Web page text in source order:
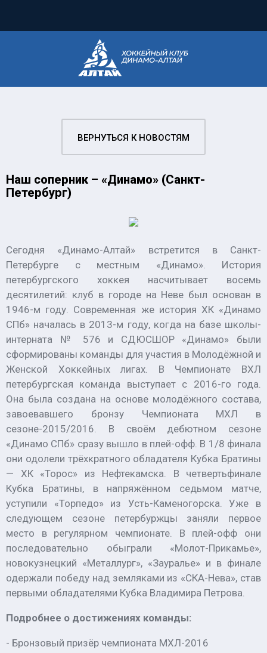
ВЕРНУТЬСЯ К НОВОСТЯМ
Наш соперник – «Динамо» (Санкт-
Петербург)
Сегодня «Динамо-Алтай» встретится в Санкт-
Петербурге с местным «Динамо». История
петербургского хоккея насчитывает восемь
десятилетий: клуб в городе на Неве был основан в
1946-м году. Современная же история ХК «Динамо
СПб» началась в 2013-м году, когда на базе школы-
интерната № 576 и СДЮСШОР «Динамо» были
сформированы команды для участия в Молодёжной и
Женской Хоккейных лигах. В Чемпионате ВХЛ
петербургская команда выступает с 2016-го года.
Она была создана на основе молодёжного состава,
завоевавшего бронзу Чемпионата МХЛ в
сезоне-2015/2016. В своём дебютном сезоне
«Динамо СПб» сразу вышло в плей-офф. В 1/8 финала
они одолели трёхкратного обладателя Кубка Братины
— ХК «Торос» из Нефтекамска. В четвертьфинале
Кубка Братины, в напряжённом седьмом матче,
уступили «Торпедо» из Усть-Каменогорска. Уже в
следующем сезоне петербуржцы заняли первое
место в регулярном чемпионате. В плей-офф они
последовательно обыграли «Молот-Прикамье»,
новокузнецкий «Металлург», «Зауралье» и в финале
одержали победу над земляками из «СКА-Нева», став
первыми обладателями Кубка Владимира Петрова.
Подробнее о достижениях команды:
- Бронзовый призёр чемпионата МХЛ-2016